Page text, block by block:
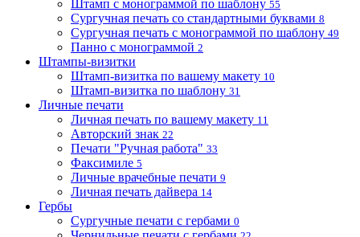
Штамп с монограммой по шаблону 55
Сургучная печать со стандартными буквами 8
Сургучная печать с монограммой по шаблону 49
Панно с монограммой 2
Штампы-визитки
Штамп-визитка по вашему макету 10
Штамп-визитка по шаблону 31
Личные печати
Личная печать по вашему макету 11
Авторский знак 22
Печати "Ручная работа" 33
Факсимиле 5
Личные врачебные печати 9
Личная печать дайвера 14
Гербы
Сургучные печати с гербами 0